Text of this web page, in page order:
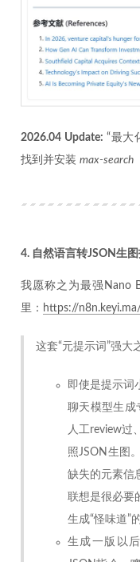
2026.04 Update: “最大
找到并安装 max-search
4. 自然语言转JSON生
我愿称之为最强Nano
里： https://
这套“元提示词”强大
即使是提示词
聊天模型生成
人工review过
照JSON生图
缺失的元素信
联想是很必要
生成“怪味道”
生成一版以